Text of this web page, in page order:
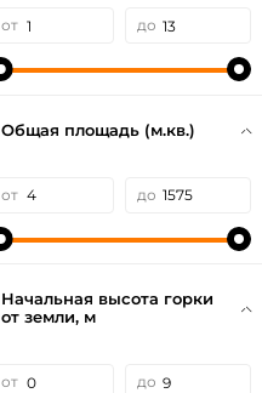
от до
Общая площадь (м.кв.)
от до
Начальная высота горки
от земли, м
от до